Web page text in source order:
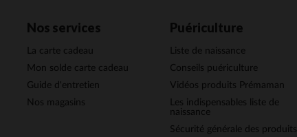
Nos services
La carte cadeau
Mon solde carte cadeau
Guide d'entretien
Nos magasins
Puériculture
Liste de naissance
Conseils puériculture
Vidéos produits Prémaman
Les indispensables liste de
naissance
Sécurité générale des produits